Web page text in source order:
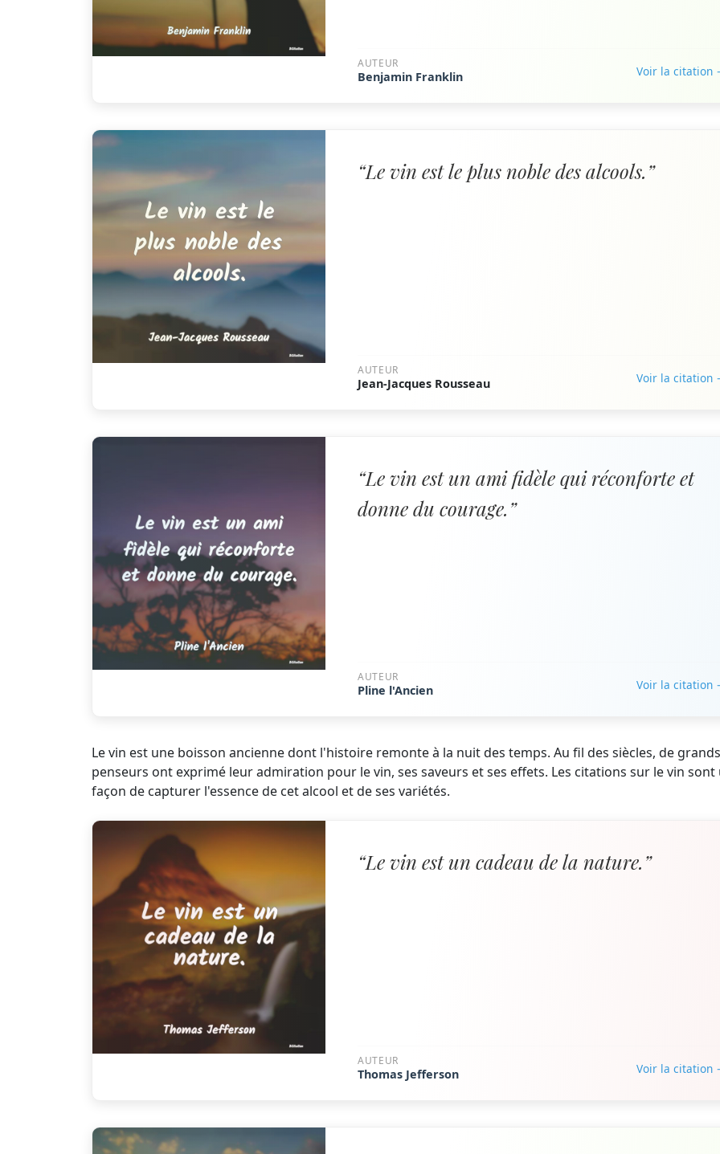
AUTEUR
Benjamin Franklin Voir la citation
“Le vin est le plus noble des alcools.”
AUTEUR
Jean-Jacques Rousseau Voir la citation
“Le vin est un ami fidèle qui réconforte et
donne du courage.”
AUTEUR
Pline l'Ancien Voir la citation
Le vin est une boisson ancienne dont l'histoire remonte à la nuit des temps. Au fil des siècles, de grands
penseurs ont exprimé leur admiration pour le vin, ses saveurs et ses effets. Les citations sur le vin sont
façon de capturer l'essence de cet alcool et de ses variétés.
“Le vin est un cadeau de la nature.”
AUTEUR
Thomas Jefferson Voir la citation